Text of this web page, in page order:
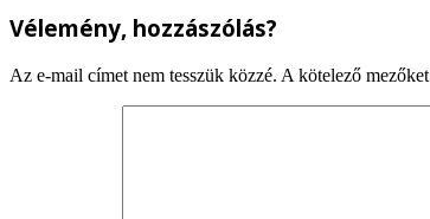
Vélemény, hozzászólás?
Az e-mail címet nem tesszük közzé. A kötelező mezőket